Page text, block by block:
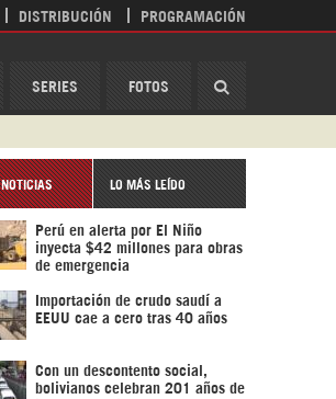
SERIES FOTOS
DISTRIBUCIÓN PROGRAMACIÓN
LO MÁS LEÍDO
Perú en alerta por El Niño
inyecta $42 millones para obras
de emergencia
Importación de crudo saudí a
EEUU cae a cero tras 40 años
Con un descontento social,
bolivianos celebran 201 años de